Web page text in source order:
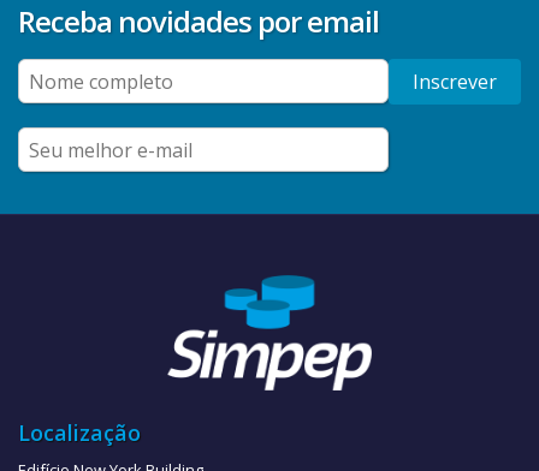
Receba novidades por email
Inscrever
Localização